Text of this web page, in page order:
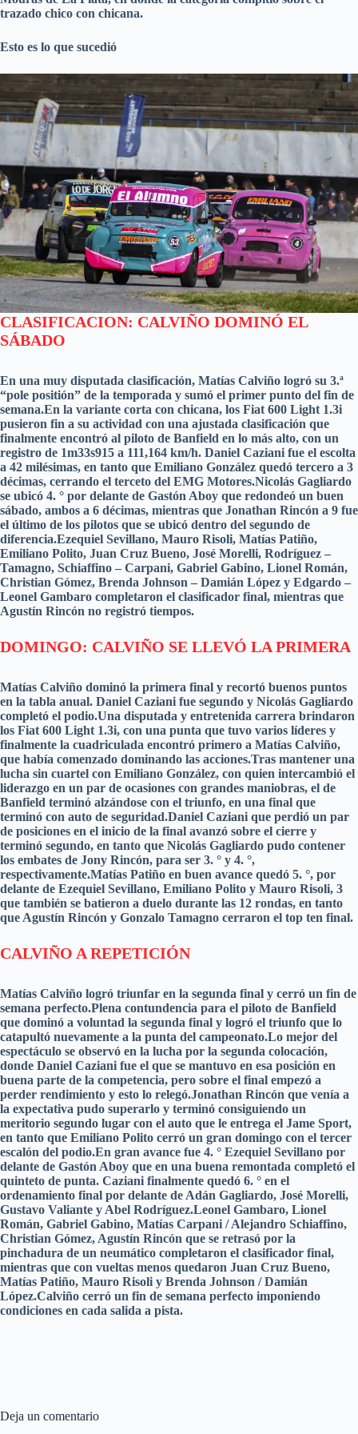
trazado chico con chicana.
Esto es lo que sucedió
CLASIFICACION: CALVIÑO DOMINÓ EL
SÁBADO
En una muy disputada clasificación, Matías Calviño logró su 3.ª
“pole positión” de la temporada y sumó el primer punto del fin de
semana.En la variante corta con chicana, los Fiat 600 Light 1.3i
pusieron fin a su actividad con una ajustada clasificación que
finalmente encontró al piloto de Banfield en lo más alto, con un
registro de 1m33s915 a 111,164 km/h. Daniel Caziani fue el escolta
a 42 milésimas, en tanto que Emiliano González quedó tercero a 3
décimas, cerrando el terceto del EMG Motores.Nicolás Gagliardo
se ubicó 4. ° por delante de Gastón Aboy que redondeó un buen
sábado, ambos a 6 décimas, mientras que Jonathan Rincón a 9 fue
el último de los pilotos que se ubicó dentro del segundo de
diferencia.Ezequiel Sevillano, Mauro Risoli, Matías Patiño,
Emiliano Polito, Juan Cruz Bueno, José Morelli, Rodríguez –
Tamagno, Schiaffino – Carpani, Gabriel Gabino, Lionel Román,
Christian Gómez, Brenda Johnson – Damián López y Edgardo –
Leonel Gambaro completaron el clasificador final, mientras que
Agustín Rincón no registró tiempos.
DOMINGO: CALVIÑO SE LLEVÓ LA PRIMERA
Matías Calviño dominó la primera final y recortó buenos puntos
en la tabla anual. Daniel Caziani fue segundo y Nicolás Gagliardo
completó el podio.Una disputada y entretenida carrera brindaron
los Fiat 600 Light 1.3i, con una punta que tuvo varios líderes y
finalmente la cuadriculada encontró primero a Matías Calviño,
que había comenzado dominando las acciones.Tras mantener una
lucha sin cuartel con Emiliano González, con quien intercambió el
liderazgo en un par de ocasiones con grandes maniobras, el de
Banfield terminó alzándose con el triunfo, en una final que
terminó con auto de seguridad.Daniel Caziani que perdió un par
de posiciones en el inicio de la final avanzó sobre el cierre y
terminó segundo, en tanto que Nicolás Gagliardo pudo contener
los embates de Jony Rincón, para ser 3. ° y 4. °,
respectivamente.Matías Patiño en buen avance quedó 5. °, por
delante de Ezequiel Sevillano, Emiliano Polito y Mauro Risoli, 3
que también se batieron a duelo durante las 12 rondas, en tanto
que Agustín Rincón y Gonzalo Tamagno cerraron el top ten final.
CALVIÑO A REPETICIÓN
Matías Calviño logró triunfar en la segunda final y cerró un fin de
semana perfecto.Plena contundencia para el piloto de Banfield
que dominó a voluntad la segunda final y logró el triunfo que lo
catapultó nuevamente a la punta del campeonato.Lo mejor del
espectáculo se observó en la lucha por la segunda colocación,
donde Daniel Caziani fue el que se mantuvo en esa posición en
buena parte de la competencia, pero sobre el final empezó a
perder rendimiento y esto lo relegó.Jonathan Rincón que venía a
la expectativa pudo superarlo y terminó consiguiendo un
meritorio segundo lugar con el auto que le entrega el Jame Sport,
en tanto que Emiliano Polito cerró un gran domingo con el tercer
escalón del podio.En gran avance fue 4. ° Ezequiel Sevillano por
delante de Gastón Aboy que en una buena remontada completó el
quinteto de punta. Caziani finalmente quedó 6. ° en el
ordenamiento final por delante de Adán Gagliardo, José Morelli,
Gustavo Valiante y Abel Rodríguez.Leonel Gambaro, Lionel
Román, Gabriel Gabino, Matías Carpani / Alejandro Schiaffino,
Christian Gómez, Agustín Rincón que se retrasó por la
pinchadura de un neumático completaron el clasificador final,
mientras que con vueltas menos quedaron Juan Cruz Bueno,
Matías Patiño, Mauro Risoli y Brenda Johnson / Damián
López.Calviño cerró un fin de semana perfecto imponiendo
condiciones en cada salida a pista.
Deja un comentario